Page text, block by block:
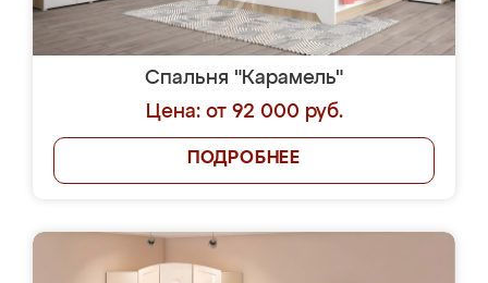
Спальня "Карамель"
Цена: от 92 000 руб.
ПОДРОБНЕЕ